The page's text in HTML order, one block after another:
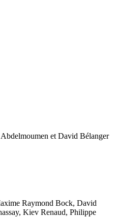
et David Bélanger
Raymond Bock, David
Kiev Renaud, Philippe